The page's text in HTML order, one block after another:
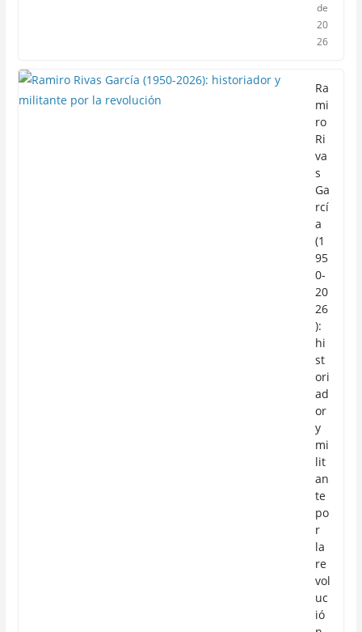
de
20
26
Ra
mi
ro
Ri
va
s
Ga
rcí
a
(1
95
0-
20
26
):
hi
st
ori
ad
or
y
mi
lit
an
te
po
r
la
re
vol
uc
ió